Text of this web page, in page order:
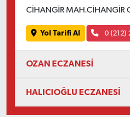
CİHANGİR MAH.CİHANGİR
Yol Tarifi Al 0 (212)
OZAN ECZANESİ
HALICIOĞLU ECZANESİ